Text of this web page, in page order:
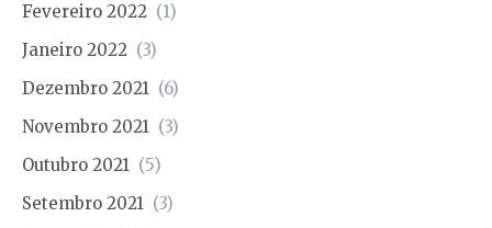
Fevereiro 2022 (1)
Janeiro 2022 (3)
Dezembro 2021 (6)
Novembro 2021 (3)
Outubro 2021 (5)
Setembro 2021 (3)